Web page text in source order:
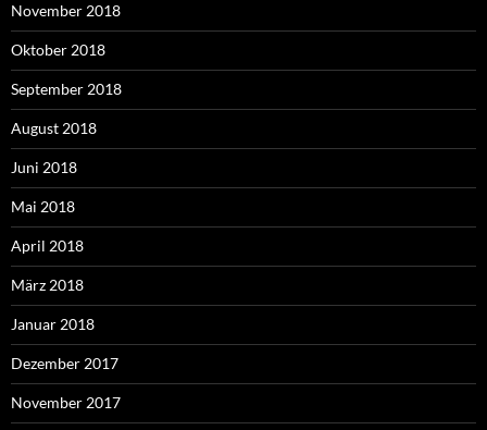
November 2018
Oktober 2018
September 2018
August 2018
Juni 2018
Mai 2018
April 2018
März 2018
Januar 2018
Dezember 2017
November 2017